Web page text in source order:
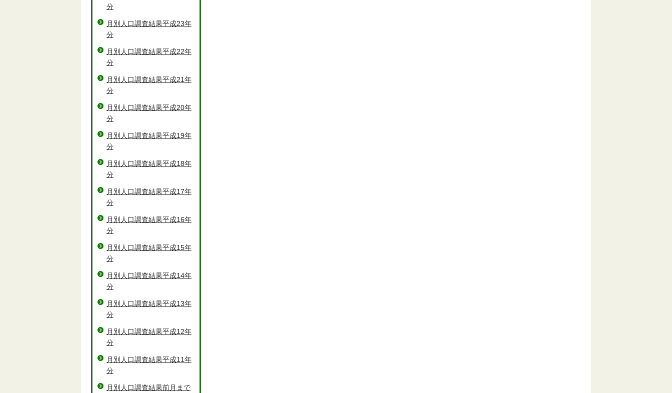
分
月別人口調査結果平成23年
分
月別人口調査結果平成22年
分
月別人口調査結果平成21年
分
月別人口調査結果平成20年
分
月別人口調査結果平成19年
分
月別人口調査結果平成18年
分
月別人口調査結果平成17年
分
月別人口調査結果平成16年
分
月別人口調査結果平成15年
分
月別人口調査結果平成14年
分
月別人口調査結果平成13年
分
月別人口調査結果平成12年
分
月別人口調査結果平成11年
分
月別人口調査結果前月まで